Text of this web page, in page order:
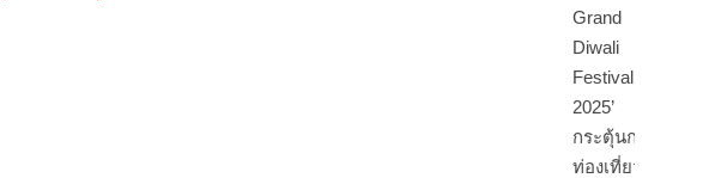
Grand
Diwali
Festival
2025’
กระตุ้นการ
ท่องเที่ยว